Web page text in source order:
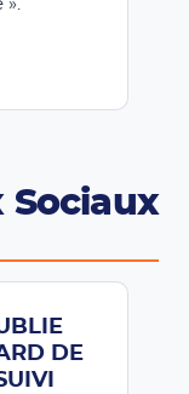
Sociaux
DE